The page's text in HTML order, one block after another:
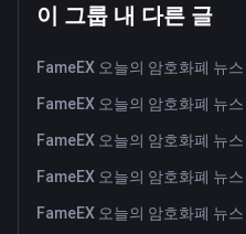
이 그룹 내 다른 글